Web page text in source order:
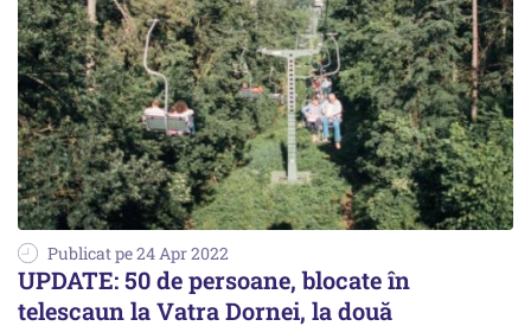
Publicat pe 24 Apr 2022
UPDATE: 50 de persoane, blocate în
telescaun la Vatra Dornei, la două